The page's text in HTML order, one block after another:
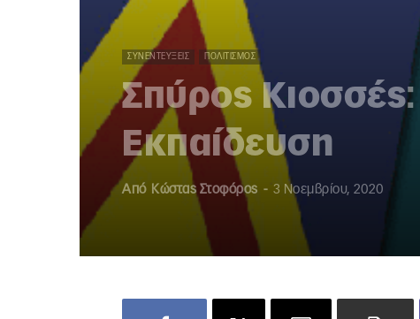
ΣΥΝΕΝΤΕΎΞΕΙΣ ΠΟΛΙΤΙΣΜΌΣ
Σπύρος
Εκπαίδευση
Από Κώστας Στοφόρος - 3 Νοεμβρίου, 2020